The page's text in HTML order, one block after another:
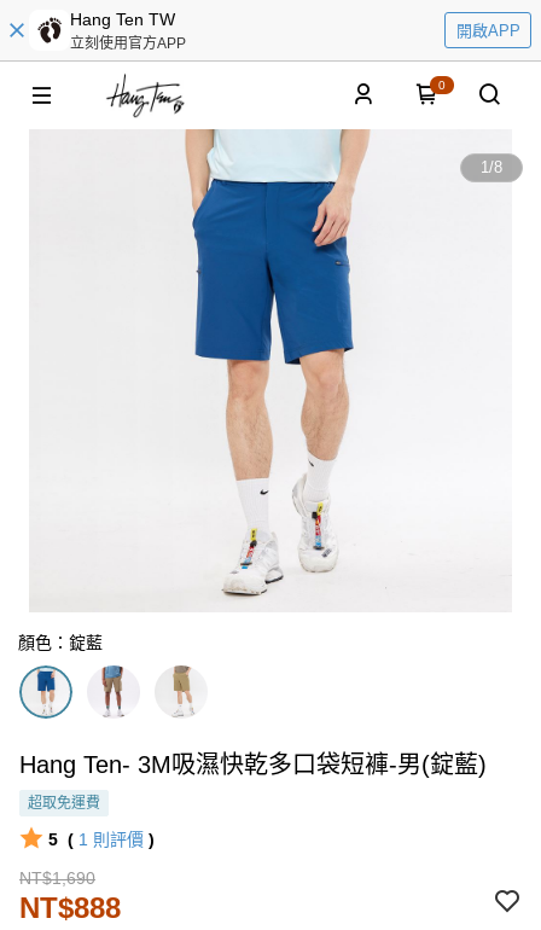
Hang Ten TW
立刻使用官方APP
開啟APP
0
1/8
顏色：錠藍
Hang Ten- 3M吸濕快乾多口袋短褲-男(錠藍)
超取免運費
5 ( 1 則評價 )
NT$1,690
NT$888